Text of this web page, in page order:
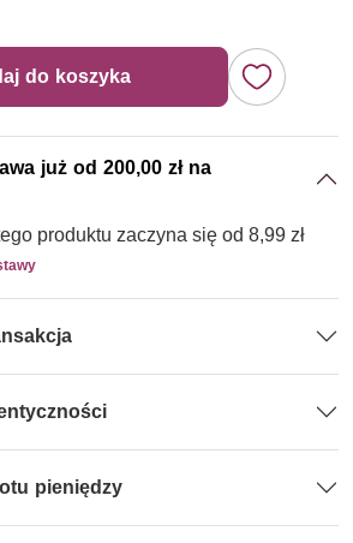
do koszyka
już od 200,00 zł na
produktu zaczyna się od 8,99 zł
pieniędzy